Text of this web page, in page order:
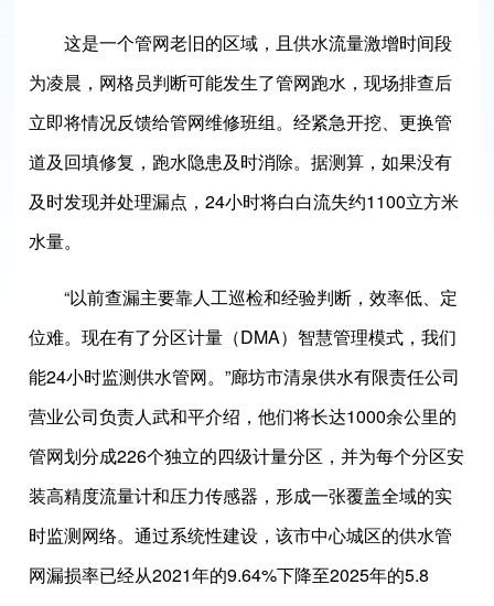
这是一个管网老旧的区域，且供水流量激增时间段
为凌晨，网格员判断可能发生了管网跑水，现场排查后
立即将情况反馈给管网维修班组。经紧急开挖、更换管
道及回填修复，跑水隐患及时消除。据测算，如果没有
及时发现并处理漏点，24小时将白白流失约1100立方米
水量。
“以前查漏主要靠人工巡检和经验判断，效率低、定
位难。现在有了分区计量（DMA）智慧管理模式，我们
能24小时监测供水管网。”廊坊市清泉供水有限责任公司
营业公司负责人武和平介绍，他们将长达1000余公里的
管网划分成226个独立的四级计量分区，并为每个分区安
装高精度流量计和压力传感器，形成一张覆盖全域的实
时监测网络。通过系统性建设，该市中心城区的供水管
网漏损率已经从2021年的9.64%下降至2025年的5.8